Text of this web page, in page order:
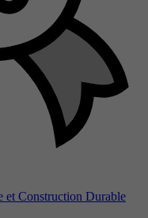
et Construction Durable